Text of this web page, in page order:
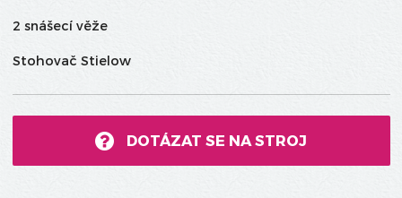
2 snášecí věže
Stohovač Stielow
DOTÁZAT SE NA STROJ